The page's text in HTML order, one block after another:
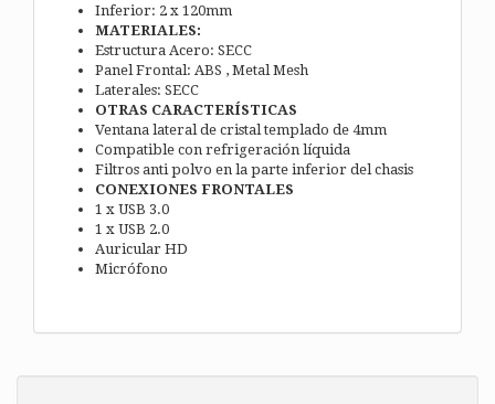
Inferior: 2 x 120mm
MATERIALES:
Estructura Acero: SECC
Panel Frontal: ABS , Metal Mesh
Laterales: SECC
OTRAS CARACTERÍSTICAS
Ventana lateral de cristal templado de 4mm
Compatible con refrigeración líquida
Filtros anti polvo en la parte inferior del chasis
CONEXIONES FRONTALES
1 x USB 3.0
1 x USB 2.0
Auricular HD
Micrófono